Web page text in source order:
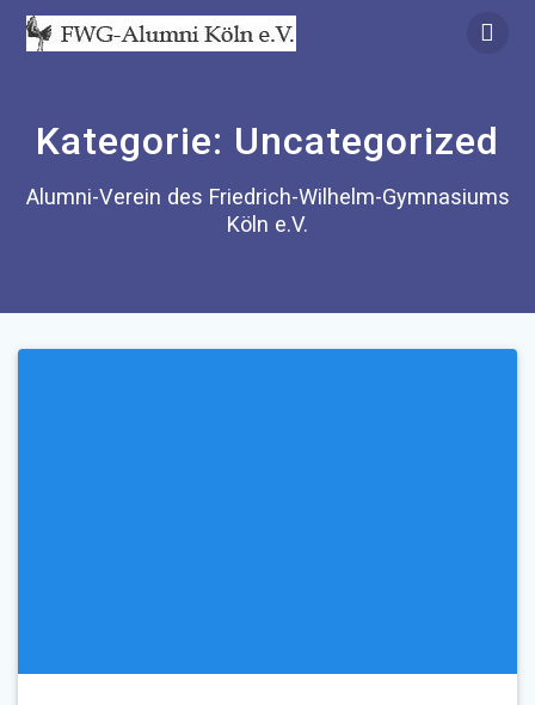
Inhalt
Kategorie: Uncategorized
Alumni-Verein des Friedrich-Wilhelm-Gymnasiums
Köln e.V.